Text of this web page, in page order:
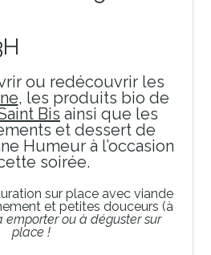
ou redécouvrir les
, les produits bio de
Bis ainsi que les
et dessert de
Humeur à l’occasion
soirée.
sur place avec viande
et petites douceurs (à
emporter ou à déguster sur
place !